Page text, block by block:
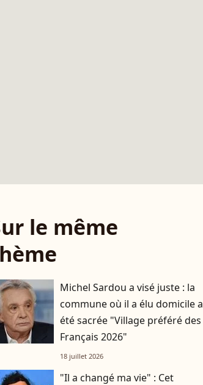
le même
Michel Sardou a visé juste : la
commune où il a élu domicile a
été sacrée "Village préféré des
Français 2026"
18 juillet 2026
"Il a changé ma vie" : Cet